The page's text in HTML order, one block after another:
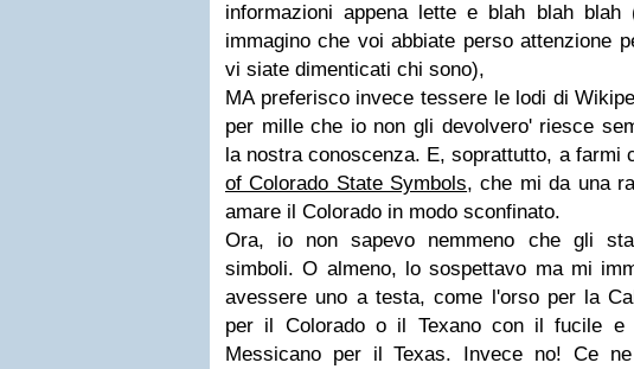
informazioni appena lette e blah blah blah
immagino che voi abbiate perso attenzione
vi siate dimenticati chi sono),
MA preferisco invece tessere le lodi di
per mille che io non gli devolvero' riesce
la nostra conoscenza. E, soprattutto, a farmi
of Colorado State Symbols, che mi da una
amare il Colorado in modo sconfinato.
Ora, io non sapevo nemmeno che gli
simboli. O almeno, lo sospettavo ma mi
avessere uno a testa, come l'orso per la
per il Colorado o il Texano con il fucile
Messicano per il Texas. Invece no! Ce